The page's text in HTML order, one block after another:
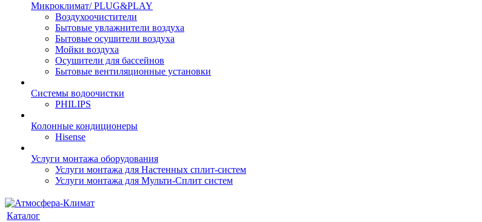
Микроклимат/ PLUG&PLAY
Воздухоочистители
Бытовые увлажнители воздуха
Бытовые осушители воздуха
Мойки воздуха
Осушители для бассейнов
Бытовые вентиляционные установки
Системы водоочистки
PHILIPS
Колонные кондиционеры
Hisense
Услуги монтажа оборудования
Услуги монтажа для Настенных сплит-систем
Услуги монтажа для Мульти-Сплит систем
Каталог